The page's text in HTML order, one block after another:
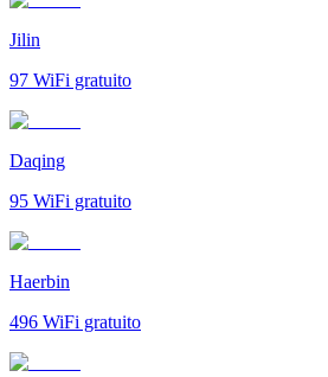
Jilin
97 WiFi gratuito
Daqing
95 WiFi gratuito
Haerbin
496 WiFi gratuito